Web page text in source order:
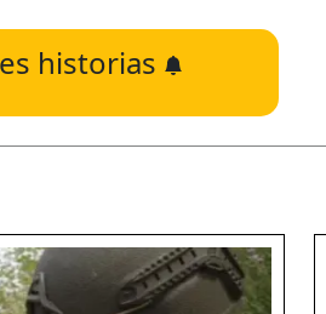
historias